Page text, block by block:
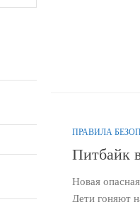
ПРАВИЛА
Питбайк
Новая
Дети гоняют